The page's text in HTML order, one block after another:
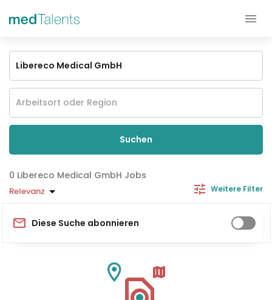
Suchen
Libereco Medical GmbH Jobs
Relevanz Weitere Filter
Diese Suche abonnieren